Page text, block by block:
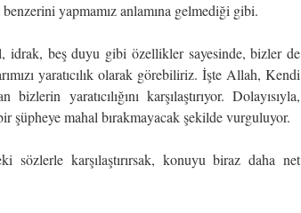
yapmamız anlamına gelmediği gibi.
idrak, beş duyu gibi özellikler sayesinde, bizler de
yaratıcılık olarak görebiliriz. İşte Allah, Kendi
yaratıcılığını karşılaştırıyor. Dolayısıyla,
şüpheye mahal bırakmayacak şekilde vurguluyor.
sözlerle karşılaştırırsak, konuyu biraz daha net